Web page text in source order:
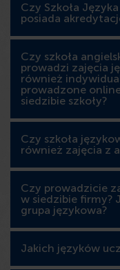
Czy Szkoła
posiada
Czy szkoła
prowadzi zajęcia
również
prowadzone
siedzibie szkoły?
Czy szkoła
również zajęcia z
Czy prowadzicie
w siedzibie firmy?
grupa językowa?
Jakich języków